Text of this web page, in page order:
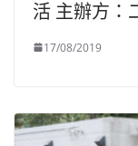
活 主辦方：
17/08/2019